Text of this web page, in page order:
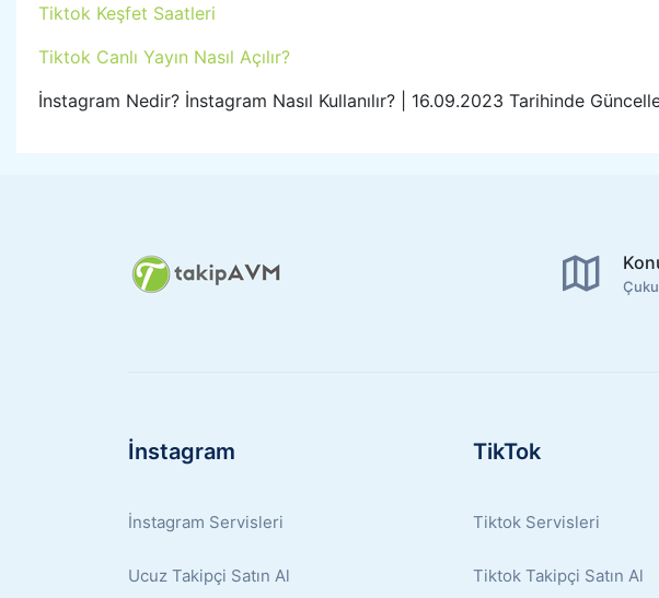
Tiktok Keşfet Saatleri
Tiktok Canlı Yayın Nasıl Açılır?
İnstagram Nedir? İnstagram Nasıl Kullanılır? | 16.09.2023 Tarihinde
İnstagram
İnstagram Servisleri
Ucuz Takipçi Satın Al
TikTok
Tiktok Servisleri
Tiktok Takipçi Satın Al